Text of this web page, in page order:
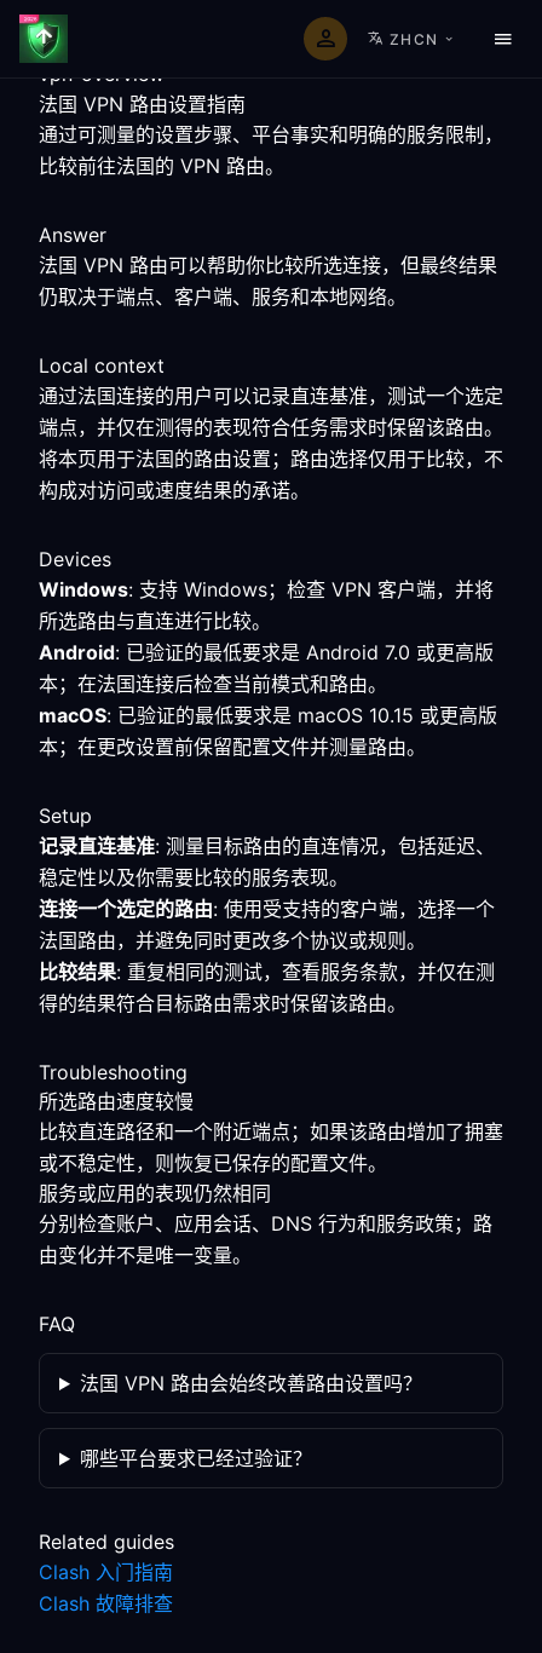
ZHCN
vpn-overview
法国 VPN 路由设置指南
通过可测量的设置步骤、平台事实和明确的服务限制，
比较前往法国的 VPN 路由。
Answer
法国 VPN 路由可以帮助你比较所选连接，但最终结果
仍取决于端点、客户端、服务和本地网络。
Local context
通过法国连接的用户可以记录直连基准，测试一个选定
端点，并仅在测得的表现符合任务需求时保留该路由。
将本页用于法国的路由设置；路由选择仅用于比较，不
构成对访问或速度结果的承诺。
Devices
Windows: 支持 Windows；检查 VPN 客户端，并将
所选路由与直连进行比较。
Android: 已验证的最低要求是 Android 7.0 或更高版
本；在法国连接后检查当前模式和路由。
macOS: 已验证的最低要求是 macOS 10.15 或更高版
本；在更改设置前保留配置文件并测量路由。
Setup
记录直连基准: 测量目标路由的直连情况，包括延迟、
稳定性以及你需要比较的服务表现。
连接一个选定的路由: 使用受支持的客户端，选择一个
法国路由，并避免同时更改多个协议或规则。
比较结果: 重复相同的测试，查看服务条款，并仅在测
得的结果符合目标路由需求时保留该路由。
Troubleshooting
所选路由速度较慢
比较直连路径和一个附近端点；如果该路由增加了拥塞
或不稳定性，则恢复已保存的配置文件。
服务或应用的表现仍然相同
分别检查账户、应用会话、DNS 行为和服务政策；路
由变化并不是唯一变量。
FAQ
法国 VPN 路由会始终改善路由设置吗？
哪些平台要求已经过验证？
Related guides
Clash 入门指南
Clash 故障排查